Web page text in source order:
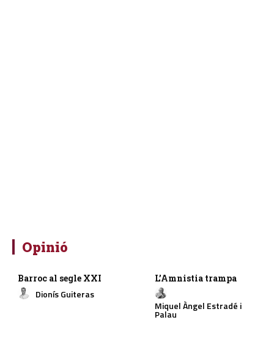
Opinió
Barroc al segle XXI
Dionís Guiteras
L’Amnistia trampa
Miquel Àngel Estradé i
Palau